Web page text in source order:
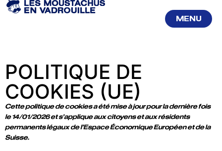
MENU
POLITIQUE DE
COOKIES (UE)
Cette politique de cookies a été mise à jour pour la dernière fois
le 14/01/2026 et s’applique aux citoyens et aux résidents
permanents légaux de l’Espace Économique Européen et de la
Suisse.